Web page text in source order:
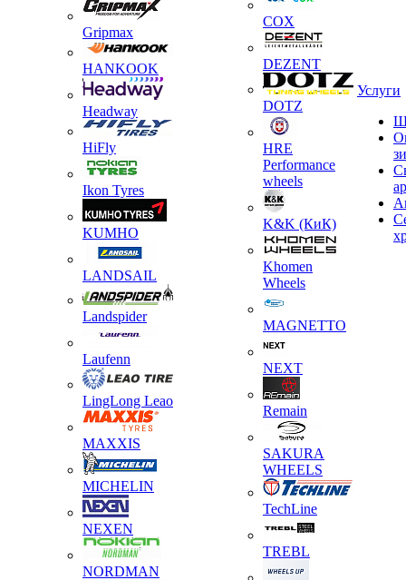
Gripmax
HANKOOK
Headway
HiFly
Ikon Tyres
KUMHO
LANDSAIL
Landspider
Laufenn
LingLong Leao
MAXXIS
MICHELIN
NEXEN
NORDMAN
COX
DEZENT
DOTZ
HRE
Performance
wheels
K&K (КиК)
Khomen
Wheels
MAGNETTO
NEXT
Remain
SAKURA
WHEELS
TechLine
TREBL
Услуги